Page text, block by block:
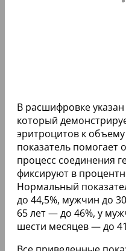
В расшифровке
который
эритроцитов к
показатель помогает
процесс соединения
фиксируют в
Нормальный
до 44,5%, мужчин до
65 лет — до 46%, у
шести месяцев — до